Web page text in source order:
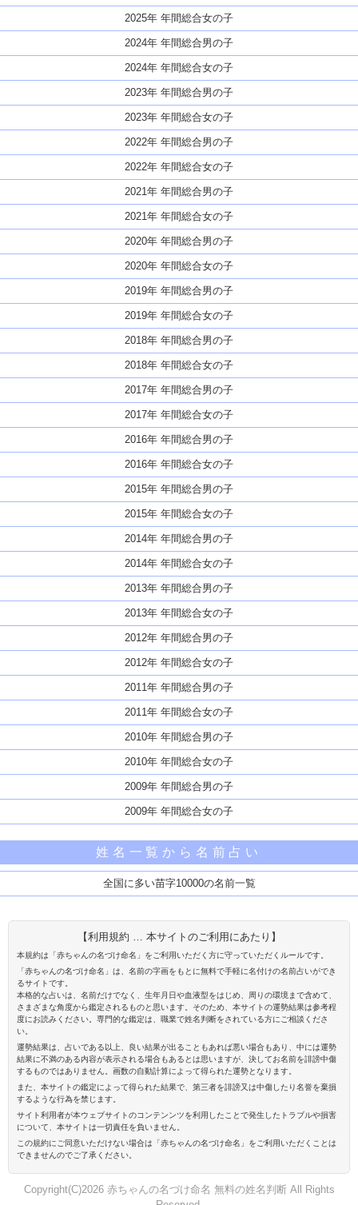
2025年 年間総合女の子
2024年 年間総合男の子
2024年 年間総合女の子
2023年 年間総合男の子
2023年 年間総合女の子
2022年 年間総合男の子
2022年 年間総合女の子
2021年 年間総合男の子
2021年 年間総合女の子
2020年 年間総合男の子
2020年 年間総合女の子
2019年 年間総合男の子
2019年 年間総合女の子
2018年 年間総合男の子
2018年 年間総合女の子
2017年 年間総合男の子
2017年 年間総合女の子
2016年 年間総合男の子
2016年 年間総合女の子
2015年 年間総合男の子
2015年 年間総合女の子
2014年 年間総合男の子
2014年 年間総合女の子
2013年 年間総合男の子
2013年 年間総合女の子
2012年 年間総合男の子
2012年 年間総合女の子
2011年 年間総合男の子
2011年 年間総合女の子
2010年 年間総合男の子
2010年 年間総合女の子
2009年 年間総合男の子
2009年 年間総合女の子
姓名一覧から名前占い
全国に多い苗字10000の名前一覧
【利用規約 … 本サイトのご利用にあたり】
本規約は「赤ちゃんの名づけ命名」をご利用いただく方に守っていただくルールです。
「赤ちゃんの名づけ命名」は、名前の字画をもとに無料で手軽に名付けの名前占いができ
るサイトです。
本格的な占いは、名前だけでなく、生年月日や血液型をはじめ、周りの環境まで含めて、
さまざまな角度から鑑定されるものと思います。そのため、本サイトの運勢結果は参考程
度にお読みください。専門的な鑑定は、職業で姓名判断をされている方にご相談くださ
い。
運勢結果は、占いである以上、良い結果が出ることもあれば悪い場合もあり、中には運勢
結果に不満のある内容が表示される場合もあるとは思いますが、決してお名前を誹謗中傷
するものではありません。画数の自動計算によって得られた運勢となります。
また、本サイトの鑑定によって得られた結果で、第三者を誹謗又は中傷したり名誉を棄損
するような行為を禁じます。
サイト利用者が本ウェブサイトのコンテンンツを利用したことで発生したトラブルや損害
について、本サイトは一切責任を負いません。
この規約にご同意いただけない場合は「赤ちゃんの名づけ命名」をご利用いただくことは
できませんのでご了承ください。
Copyright(C)2026 赤ちゃんの名づけ命名 無料の姓名判断 All Rights